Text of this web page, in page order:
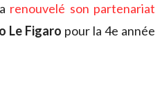
renouvelé son partenariat
Le Figaro pour la 4e année